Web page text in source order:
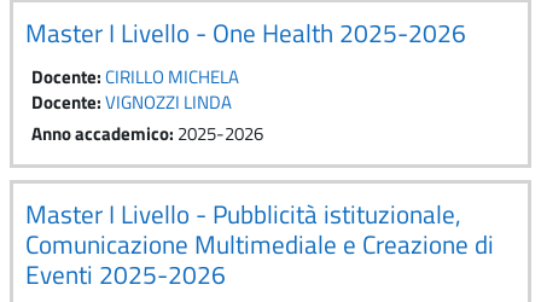
Master I Livello - One Health 2025-2026
Docente:CIRILLO MICHELA
Docente:VIGNOZZI LINDA
Anno accademico: 2025-2026
Master I Livello - Pubblicità istituzionale,
Comunicazione Multimediale e Creazione di
Eventi 2025-2026